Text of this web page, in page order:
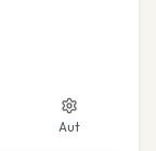
Aut